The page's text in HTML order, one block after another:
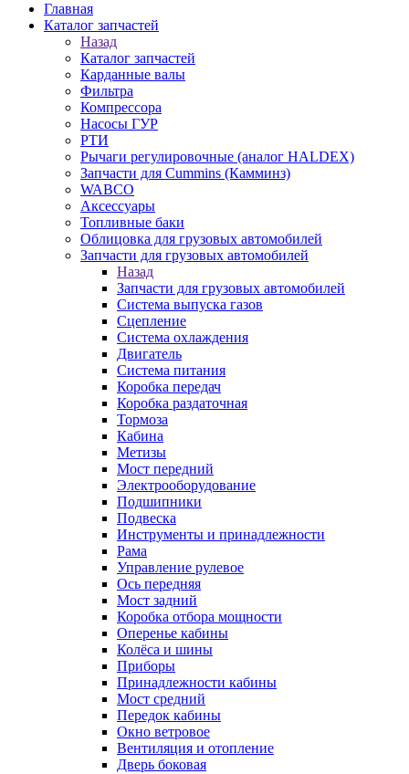
Главная
Каталог запчастей
Назад
Каталог запчастей
Карданные валы
Фильтра
Компрессора
Насосы ГУР
РТИ
Рычаги регулировочные (аналог HALDEX)
Запчасти для Cummins (Камминз)
WABCO
Аксессуары
Топливные баки
Облицовка для грузовых автомобилей
Запчасти для грузовых автомобилей
Назад
Запчасти для грузовых автомобилей
Система выпуска газов
Сцепление
Система охлаждения
Двигатель
Система питания
Коробка передач
Коробка раздаточная
Тормоза
Кабина
Метизы
Мост передний
Электрооборудование
Подшипники
Подвеска
Инструменты и принадлежности
Рама
Управление рулевое
Ось передняя
Мост задний
Коробка отбора мощности
Оперенье кабины
Колёса и шины
Приборы
Принадлежности кабины
Мост средний
Передок кабины
Окно ветровое
Вентиляция и отопление
Дверь боковая